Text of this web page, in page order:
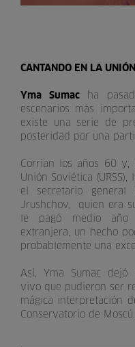
CANTANDO EN LA
Yma Sumacha
escenarios más
existe una serie de
posteridad por una
Corrían los años 60 y,
Unión Soviética
el secretario general
Jrushchov, quien era
le pagó medio año
extranjera, un hecho
probablemente una
Así, Yma Sumac dejó
vivo que pudieron ser
mágica interpretación
Conservatorio de Moscú.